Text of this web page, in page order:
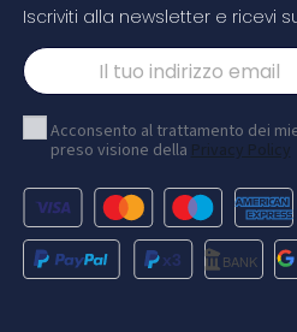
con
ma solo
e la tecnologia
tessuto
sulla
orange
navyRosso ciliegio
Luscious red
Cappellino a 5
Il berretto Hades a 5
ma anche una
Gli occhielli ricamati
ottimale,
le avventure. Il
NeroBiancoNavy
Iscriviti alla newsletter e ricevi
Acconsento al trattamento dei
preso visione della Privacy Policy